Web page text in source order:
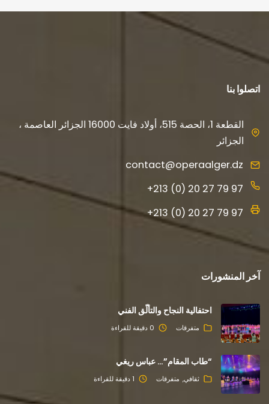
اتصلوا بنا
القطعة 1، الحصة 515، أولاد فايت 16000 الجزائر العاصمة ،
الجزائر
contact@operaalger.dz
+213 (0) 20 27 79 97
+213 (0) 20 27 79 97
آخر المنشورات
احتفالية النجاح والتألّق الفني
متفرقات 0 دقيقة للقراءة
“طاب المقام”… عباس ريغي
ثقافي متفرقات 1 دقيقة للقراءة